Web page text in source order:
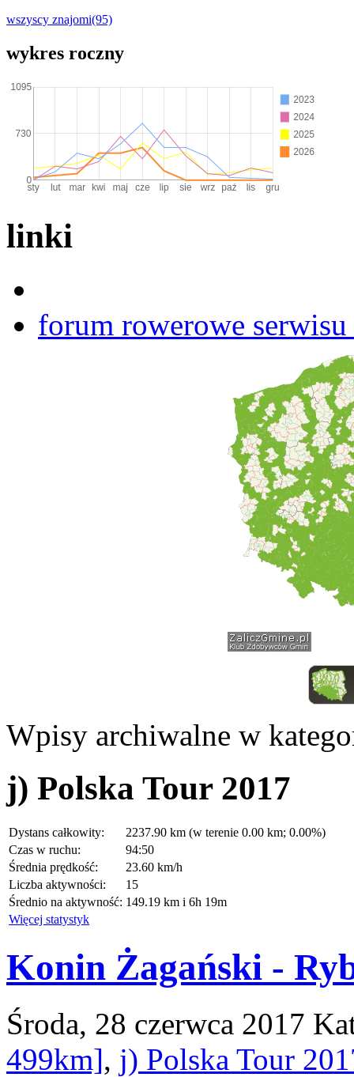
wszyscy znajomi(95)
wykres roczny
linki
forum rowerowe
Wpisy archiwalne w
j) Polska Tour 2017
Dystans całkowity:
2237.90 km (w terenie 0.00 km; 0.00%)
Czas w ruchu:
94:50
Średnia prędkość:
23.60 km/h
Liczba aktywności:
15
Średnio na aktywność: 149.19 km i 6h 19m
Więcej statystyk
Konin Żagański -
Środa, 28 czerwca 2017
499km], j) Polska Tour